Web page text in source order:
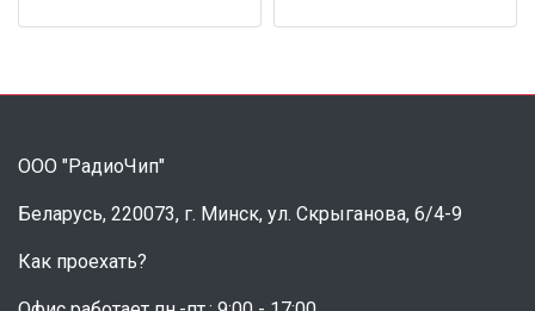
ООО "РадиоЧип"
Беларусь, 220073, г. Минск, ул. Скрыганова, 6/4-9
Как проехать?